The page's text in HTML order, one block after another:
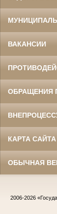
ВАКАНСИИ
ОБРАЩЕНИЯ
КАРТА САЙТА
ОБЫЧНАЯ
2006-2026